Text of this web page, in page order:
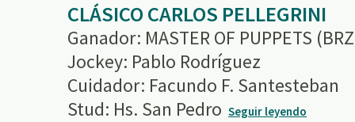
CLÁSICO CARLOS PELLEGRINI
Ganador: MASTER OF PUPPETS
Jockey: Pablo Rodríguez
Cuidador: Facundo F. Santesteban
Stud: Hs. San Pedro Seguir leyendo